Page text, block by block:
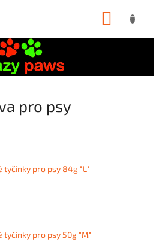
pro psy
tyčinky pro psy 84g "L"
tyčinky pro psy 50g "M"